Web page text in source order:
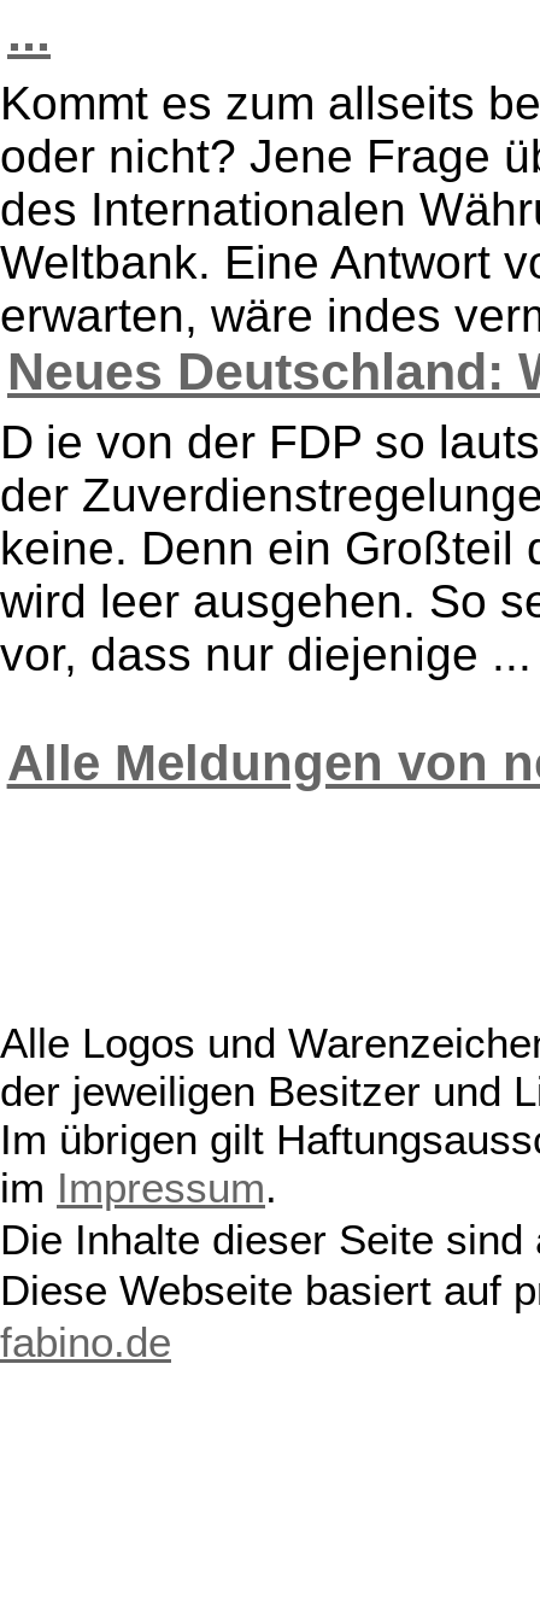
...
Kommt es zum allseits
oder nicht? Jene Frage
des Internationalen
Weltbank. Eine Antwort
erwarten, wäre indes
Neues Deutschland:
D ie von der FDP so
der
keine. Denn ein Großteil
wird leer ausgehen. So
vor, dass nur diejenige ...
Alle Meldungen von
Alle Logos und
der jeweiligen Besitzer und
Im übrigen gilt
im Impressum.
Die Inhalte dieser Seite
Diese Webseite basiert auf
fabino.de